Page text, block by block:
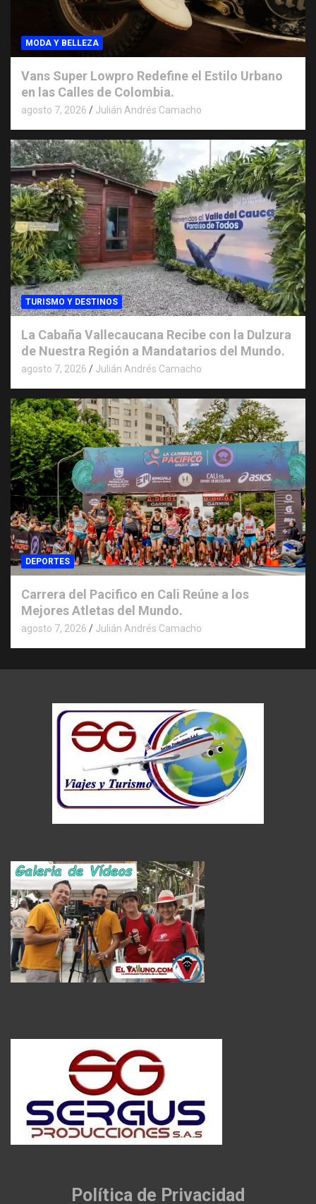
MODA Y BELLEZA
Vans Super Lowpro Redefine el Estilo Urbano
en las Calles de Colombia.
agosto 7, 2026 Julián Andrés Camacho
TURISMO Y DESTINOS
La Cabaña Vallecaucana Recibe con la Dulzura
de Nuestra Región a Mandatarios del Mundo.
agosto 7, 2026 Julián Andrés Camacho
DEPORTES
Carrera del Pacifico en Cali Reúne a los
Mejores Atletas del Mundo.
agosto 7, 2026 Julián Andrés Camacho
Política de Privacidad